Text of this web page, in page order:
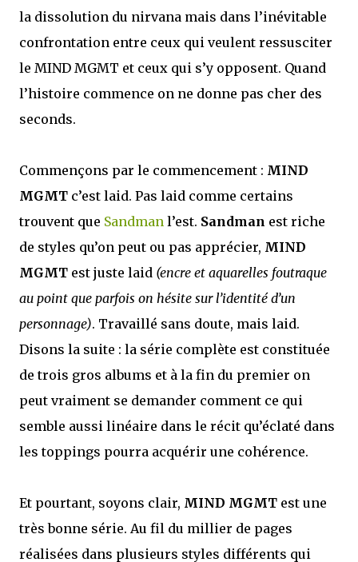
la dissolution du nirvana mais dans l’inévitable
confrontation entre ceux qui veulent ressusciter
le MIND MGMT et ceux qui s’y opposent. Quand
l’histoire commence on ne donne pas cher des
seconds.
Commençons par le commencement : MIND
MGMT c’est laid. Pas laid comme certains
trouvent que Sandman l’est. Sandman est riche
de styles qu’on peut ou pas apprécier, MIND
MGMT est juste laid (encre et aquarelles foutraque
au point que parfois on hésite sur l’identité d’un
personnage). Travaillé sans doute, mais laid.
Disons la suite : la série complète est constituée
de trois gros albums et à la fin du premier on
peut vraiment se demander comment ce qui
semble aussi linéaire dans le récit qu’éclaté dans
les toppings pourra acquérir une cohérence.
Et pourtant, soyons clair, MIND MGMT est une
très bonne série. Au fil du millier de pages
réalisées dans plusieurs styles différents qui